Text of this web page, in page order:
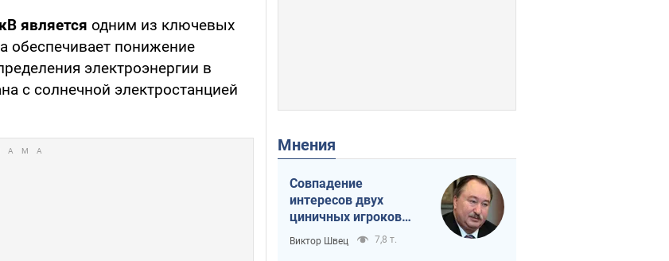
является одним из ключевых
обеспечивает понижение
электроэнергии в
с солнечной электростанцией
Мнения
Совпадение
интересов двух
циничных игроков
или тайный план
Трампа и Путина?
Виктор Швец 7,8 т.